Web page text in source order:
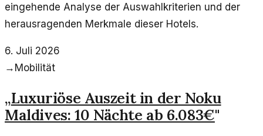
eingehende Analyse der Auswahlkriterien und der
herausragenden Merkmale dieser Hotels.
6. Juli 2026
→ Mobilität
„Luxuriöse Auszeit in der Noku
Maldives: 10 Nächte ab 6.083€"